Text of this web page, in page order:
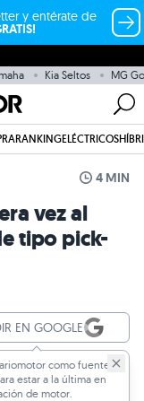
y entérate de
Kia Seltos MG Go
RANKINGELÉCTRICOS
4 MIN
vez al
tipo pick-
EN GOOGLE
como fuente
estar a la última en
de motor.